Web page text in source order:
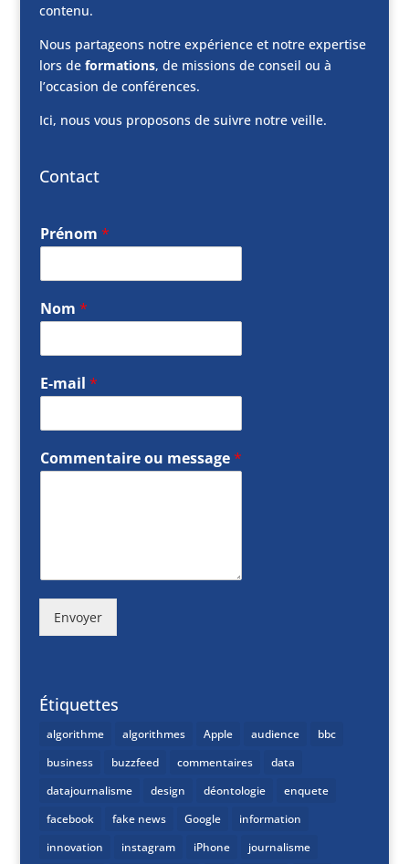
contenu.
Nous partageons notre expérience et notre expertise
lors de formations, de missions de conseil ou à
l’occasion de conférences.
Ici, nous vous proposons de suivre notre veille.
Contact
Prénom *
Nom *
E-mail *
Commentaire ou message*
Envoyer
Étiquettes
algorithme algorithmes Apple audience
bbc
business
buzzfeed commentaires
data
datajournalisme
design déontologie
enquete
facebook
fake news Google
information
innovation
instagram iPhone journalisme